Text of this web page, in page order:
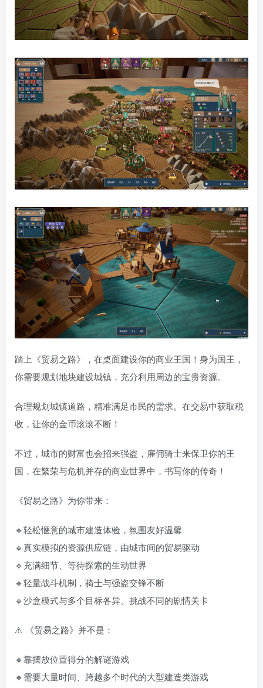
踏上《贸易之路》，在桌面建设你的商业王国！身为国王，
你需要规划地块建设城镇，充分利用周边的宝贵资源。
合理规划城镇道路，精准满足市民的需求。在交易中获取税
收，让你的金币滚滚不断！
不过，城市的财富也会招来强盗，雇佣骑士来保卫你的王
国，在繁荣与危机并存的商业世界中，书写你的传奇！
《贸易之路》为你带来：
🔹轻松惬意的城市建造体验，氛围友好温馨
🔹真实模拟的资源供应链，由城市间的贸易驱动
🔹充满细节、等待探索的生动世界
🔹轻量战斗机制，骑士与强盗交锋不断
🔹沙盒模式与多个目标各异、挑战不同的剧情关卡
⚠️ 《贸易之路》并不是：
🔸靠摆放位置得分的解谜游戏
🔸需要大量时间、跨越多个时代的大型建造类游戏